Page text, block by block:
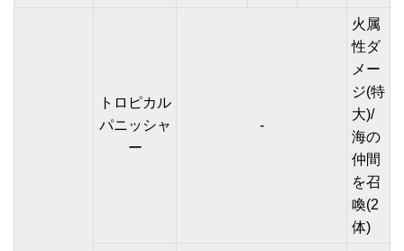
トロピカル
パニッシャ
ー
-
火属
性ダ
メー
ジ(特
大)/
海の
仲間
を召
喚(2
体)